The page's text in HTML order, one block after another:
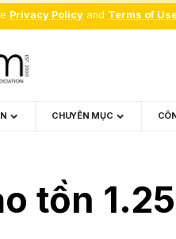
Privacy Policy and Terms of
CHUYÊN MỤC
tồn